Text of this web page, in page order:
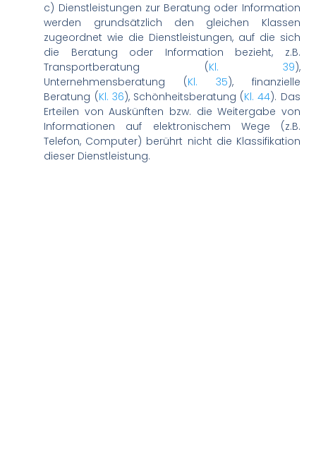
c) Dienstleistungen zur Beratung oder Information
werden grundsätzlich den gleichen Klassen
zugeordnet wie die Dienstleistungen, auf die sich
die Beratung oder Information bezieht, z.B.
Transportberatung (Kl. 39),
Unternehmensberatung (Kl. 35), finanzielle
Beratung (Kl. 36), Schönheitsberatung (Kl. 44). Das
Erteilen von Auskünften bzw. die Weitergabe von
Informationen auf elektronischem Wege (z.B.
Telefon, Computer) berührt nicht die Klassifikation
dieser Dienstleistung.